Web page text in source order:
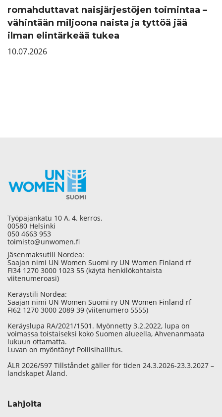
romahduttavat naisjärjestöjen toimintaa –
vähintään miljoona naista ja tyttöä jää
ilman elintärkeää tukea
10.07.2026
Työpajankatu 10 A, 4. kerros.
00580 Helsinki
050 4663 953
toimisto@unwomen.fi
Jäsenmaksutili Nordea:
Saajan nimi UN Women Suomi ry UN Women Finland rf
FI34 1270 3000 1023 55 (käytä henkilökohtaista
viitenumeroasi)
Keräystili Nordea:
Saajan nimi UN Women Suomi ry UN Women Finland rf
FI62 1270 3000 2089 39 (viitenumero 5555)
Keräyslupa RA/2021/1501. Myönnetty 3.2.2022, lupa on
voimassa toistaiseksi koko Suomen alueella, Ahvenanmaata
lukuun ottamatta.
Luvan on myöntänyt Poliisihallitus.
ÅLR 2026/597 Tillståndet gäller för tiden 24.3.2026-23.3.2027 –
landskapet Åland.
Lahjoita